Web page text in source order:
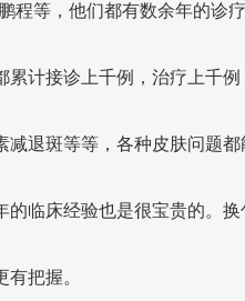
程等，他们都有数余年的诊
计接诊上千例，治疗上千例
减退斑等等，各种皮肤问题
临床经验也是很宝贵的。换
把握。